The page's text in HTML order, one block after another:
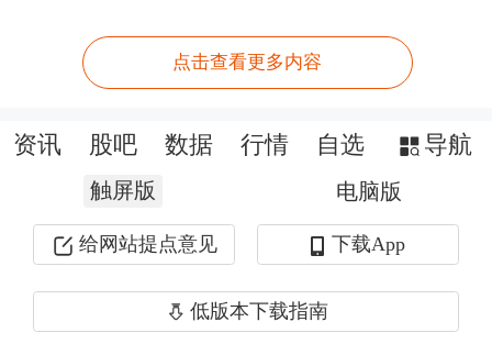
点击查看更多内容
资讯 股吧 数据 行情 自选 导航
触屏版 电脑版
给网站提点意见 下载App
低版本下载指南